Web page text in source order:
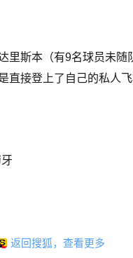
里斯本（有9名球员未随
直接登上了自己的私人飞
返回搜狐，查看更多